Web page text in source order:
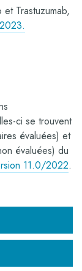
Trastuzumab,
ci se trouvent
évaluées) et
évaluées) du
11.0/2022.